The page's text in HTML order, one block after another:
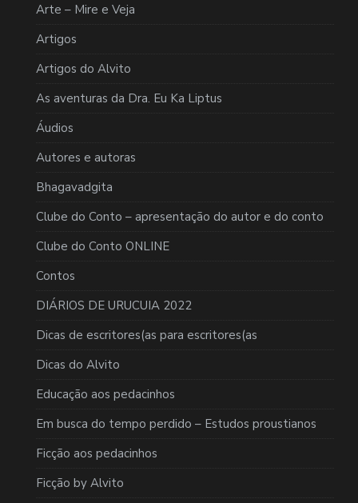
Arte – Mire e Veja
Artigos
Artigos do Alvito
As aventuras da Dra. Eu Ka Liptus
Áudios
Autores e autoras
Bhagavadgita
Clube do Conto – apresentação do autor e do conto
Clube do Conto ONLINE
Contos
DIÁRIOS DE URUCUIA 2022
Dicas de escritores(as para escritores(as
Dicas do Alvito
Educação aos pedacinhos
Em busca do tempo perdido – Estudos proustianos
Ficção aos pedacinhos
Ficção by Alvito